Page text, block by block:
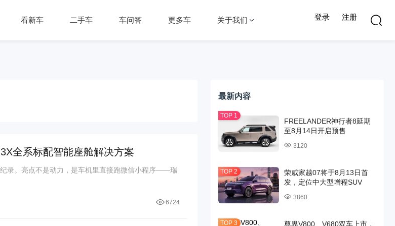
看新车 二手车 车问答 更多车 关于我们 登录 注册
全系标配智能座舱解决方案
录。亮点不是动力，是车机里直接跑微信小程序——瑞
6724
最新内容
FREELANDER神行者8延期
至8月14日开启预售
3120
荣威家越07将于8月13日首
发，定位中大型增程SUV
3860
尊界V800、V680双车上市，